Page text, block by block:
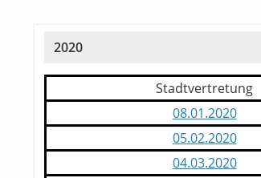
2020
Stadtvertretung
08.01.2020
05.02.2020
04.03.2020